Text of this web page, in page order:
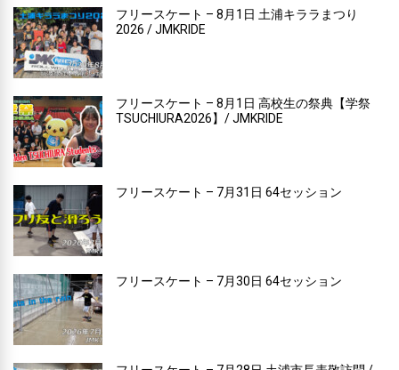
フリースケート – 8月1日 土浦キララまつり
2026 / JMKRIDE
フリースケート – 8月1日 高校生の祭典【学祭
TSUCHIURA2026】/ JMKRIDE
フリースケート – 7月31日 64セッション
フリースケート – 7月30日 64セッション